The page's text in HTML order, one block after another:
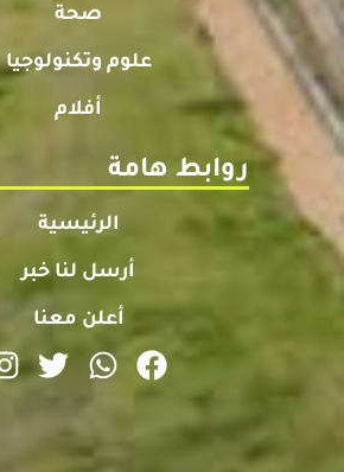
صحة
علوم وتكنولوجيا
أفلام
روابط هامة
الرئيسية
أرسل لنا خبر
أعلن معنا